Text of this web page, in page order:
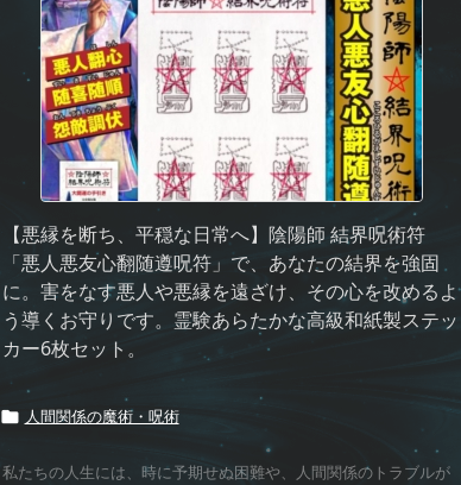
【悪縁を断ち、平穏な日常へ】陰陽師 結界呪術符
「悪人悪友心翻随遵呪符」で、あなたの結界を強固
に。害をなす悪人や悪縁を遠ざけ、その心を改めるよ
う導くお守りです。霊験あらたかな高級和紙製ステッ
カー6枚セット。
 人間関係の魔術・呪術
私たちの人生には、時に予期せぬ困難や、人間関係のトラブルが